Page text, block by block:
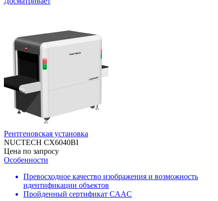
Рентгеновская установка
NUCTECH CX6040BI
Цена по запросу
Особенности
Превосходное качество изображения и возможность
идентификации объектов
Пройденный сертификат CAAC